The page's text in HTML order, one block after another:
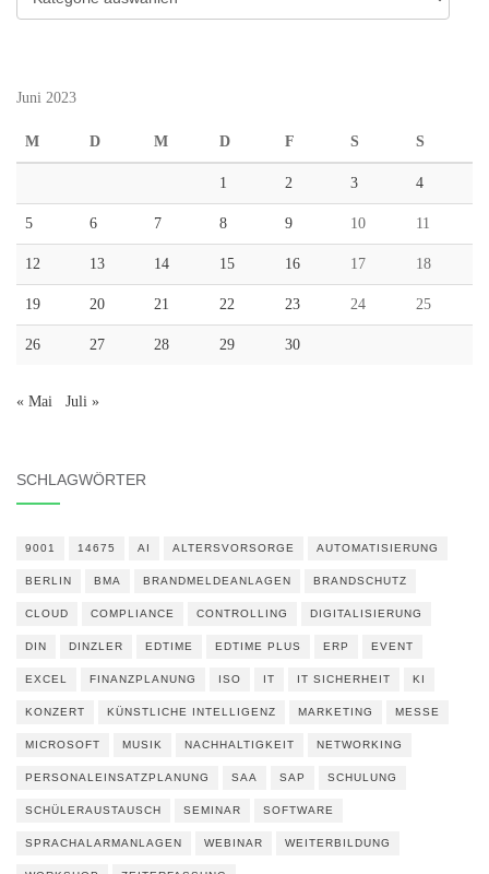
Juni 2023
M D M D F S S
1 2 3 4
5 6 7 8 9 10 11
12 13 14 15 16 17 18
19 20 21 22 23 24 25
26 27 28 29 30
« Mai Juli »
SCHLAGWÖRTER
9001 14675 AI ALTERSVORSORGE AUTOMATISIERUNG
BERLIN BMA BRANDMELDEANLAGEN BRANDSCHUTZ
CLOUD COMPLIANCE CONTROLLING DIGITALISIERUNG
DIN DINZLER EDTIME EDTIME PLUS ERP EVENT
EXCEL FINANZPLANUNG ISO IT IT SICHERHEIT KI
KONZERT KÜNSTLICHE INTELLIGENZ MARKETING MESSE
MICROSOFT MUSIK NACHHALTIGKEIT NETWORKING
PERSONALEINSATZPLANUNG SAA SAP SCHULUNG
SCHÜLERAUSTAUSCH SEMINAR SOFTWARE
SPRACHALARMANLAGEN WEBINAR WEITERBILDUNG